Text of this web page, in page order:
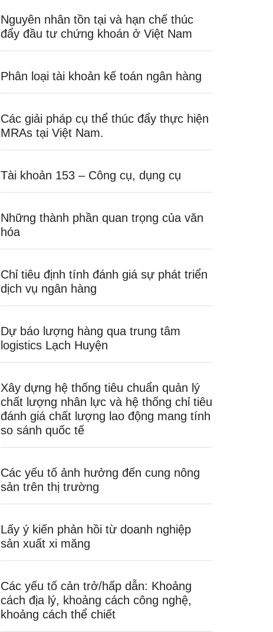
Nguyên nhân tồn tại và hạn chế thúc
đẩy đầu tư chứng khoán ở Việt Nam
Phân loại tài khoản kế toán ngân hàng
Các giải pháp cụ thể thúc đẩy thực hiện
MRAs tại Việt Nam.
Tài khoản 153 – Công cụ, dụng cụ
Những thành phần quan trọng của văn
hóa
Chỉ tiêu định tính đánh giá sự phát triển
dịch vụ ngân hàng
Dự báo lượng hàng qua trung tâm
logistics Lạch Huyện
Xây dựng hệ thống tiêu chuẩn quản lý
chất lượng nhân lực và hệ thống chỉ tiêu
đánh giá chất lượng lao động mang tính
so sánh quốc tế
Các yếu tố ảnh hưởng đến cung nông
sản trên thị trường
Lấy ý kiến phản hồi từ doanh nghiệp
sản xuất xi măng
Các yếu tố cản trở/hấp dẫn: Khoảng
cách địa lý, khoảng cách công nghệ,
khoảng cách thể chiết